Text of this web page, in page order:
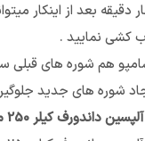
بعد از اینکار
کشی نمایید .
هم شوره های قبلی
شوره های جدید
داندورف کیلر 250 میل